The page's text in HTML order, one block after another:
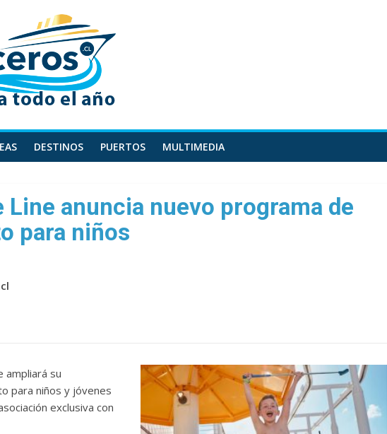
DESTINOS PUERTOS MULTIMEDIA
Line anuncia nuevo programa de
para niños
ampliará su
para niños y jóvenes
exclusiva con